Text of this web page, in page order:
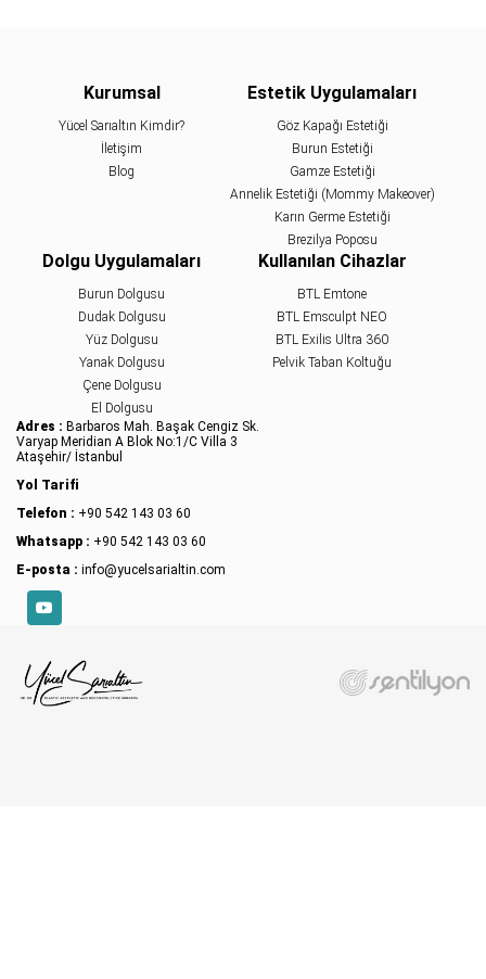
Kurumsal
Yücel Sarıaltın Kimdir?
İletişim
Blog
Estetik Uygulamaları
Göz Kapağı Estetiği
Burun Estetiği
Gamze Estetiği
Annelik Estetiği (Mommy Makeover)
Karın Germe Estetiği
Brezilya Poposu
Dolgu Uygulamaları
Burun Dolgusu
Dudak Dolgusu
Yüz Dolgusu
Yanak Dolgusu
Çene Dolgusu
El Dolgusu
Kullanılan Cihazlar
BTL Emtone
BTL Emsculpt NEO
BTL Exilis Ultra 360
Pelvik Taban Koltuğu
Adres : Barbaros Mah. Başak Cengiz Sk.
Varyap Meridian A Blok No:1/C Villa 3
Ataşehir/ İstanbul
Yol Tarifi
Telefon : +90 542 143 03 60
Whatsapp : +90 542 143 03 60
E-posta : info@yucelsarialtin.com
YouTube